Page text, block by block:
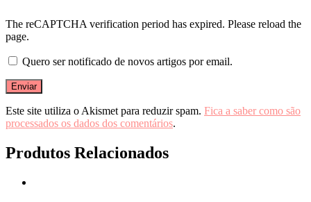
The reCAPTCHA verification period has expired. Please reload the
page.
Quero ser notificado de novos artigos por email.
Este site utiliza o Akismet para reduzir spam. Fica a saber como são
processados os dados dos comentários.
Produtos Relacionados